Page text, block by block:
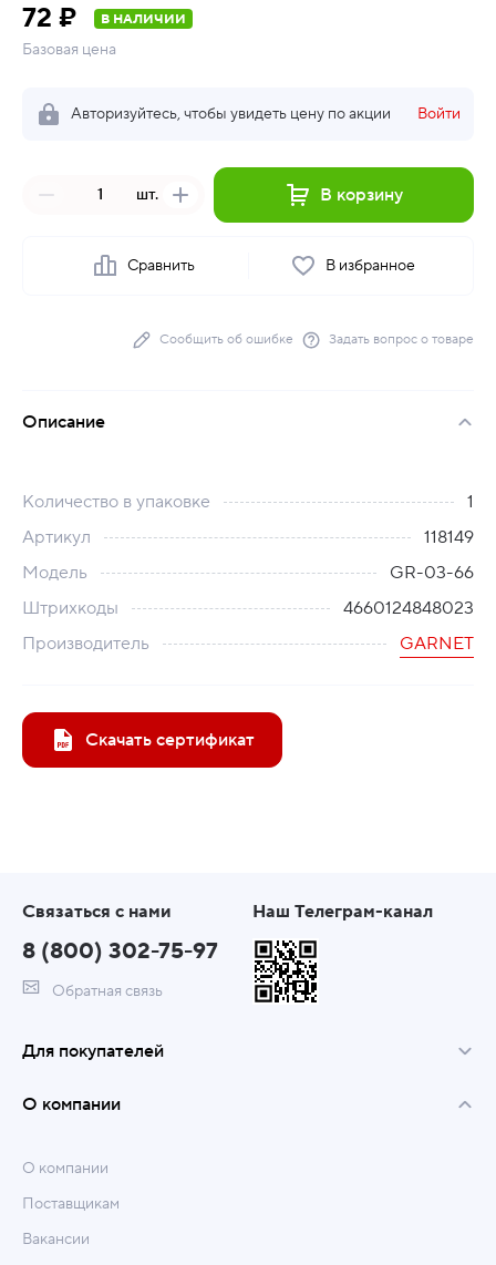
72 ₽ В НАЛИЧИИ
Базовая цена
Авторизуйтесь, чтобы увидеть цену по акции Войти
шт. В корзину
Сравнить В избранное
Сообщить об ошибке Задать вопрос о товаре
Описание
Количество в упаковке
1
Артикул
118149
Модель
GR-03-66
Штрихкоды
4660124848023
Производитель
GARNET
Скачать сертификат
Связаться с нами
8 (800) 302-75-97
Обратная связь
Наш Телеграм-канал
Для покупателей
О компании
О компании
Поставщикам
Вакансии